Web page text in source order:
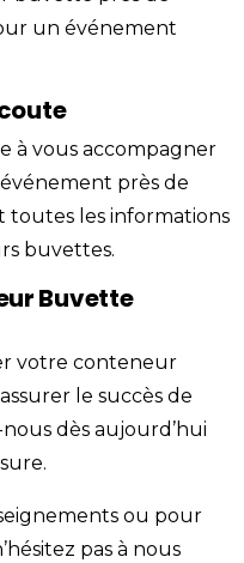
un événement
à vous accompagner
près de
toutes les informations
buvettes.
Buvette
votre conteneur
le succès de
dès aujourd’hui
ou pour
pas à nous